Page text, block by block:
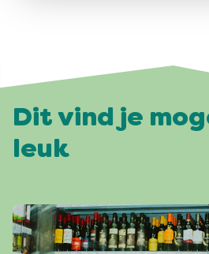
Dit vind je
leuk